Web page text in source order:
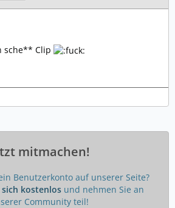
sche** Clip
mitmachen!
Benutzerkonto auf unserer Seite?
kostenlosund nehmen Sie an
Community teil!